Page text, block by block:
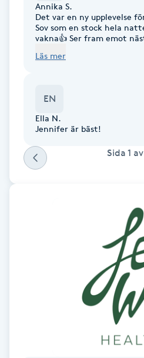
Fibromassage
Fotsvamp
Fransar
Fransförlängning Megavolym
Fransförlängning Volym
Annika S.
Det var en ny upplevelse för
Sov som en stock hela
vakna👍 Ser fram emot nästa
Läs mer
EN
Ella N.
Jennifer är bäst!
Sida 1 av